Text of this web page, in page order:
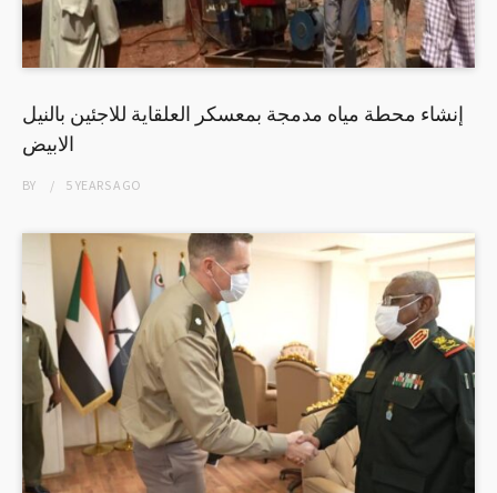
إنشاء محطة مياه مدمجة بمعسكر العلقاية للاجئين بالنيل
الابيض
BY 5 YEARSAGO